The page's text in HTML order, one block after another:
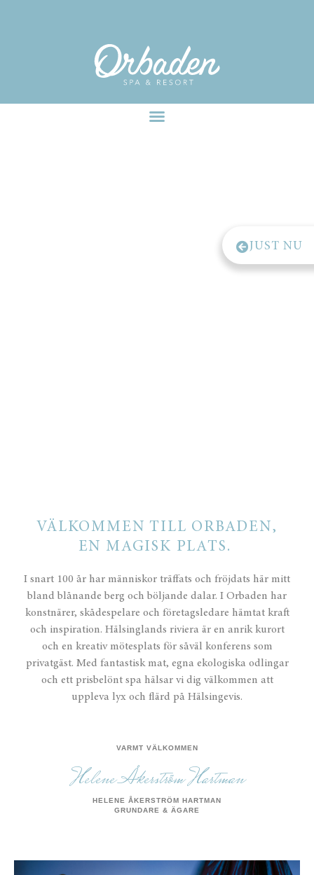
JUST NU
VÄLKOMMEN TILL ORBADEN,
EN MAGISK PLATS.
I snart 100 år har människor träffats och fröjdats här mitt
bland blånande berg och böljande dalar. I Orbaden har
konstnärer, skådespelare och företagsledare hämtat kraft
och inspiration. Hälsinglands riviera är en anrik kurort
och en kreativ mötesplats för såväl konferens som
privatgäst. Med fantastisk mat, egna ekologiska odlingar
och ett prisbelönt spa hälsar vi dig välkommen att
uppleva lyx och flärd på Hälsingevis.
VARMT VÄLKOMMEN
Helene Åkerström Hartman
HELENE ÅKERSTRÖM HARTMAN
GRUNDARE & ÄGARE